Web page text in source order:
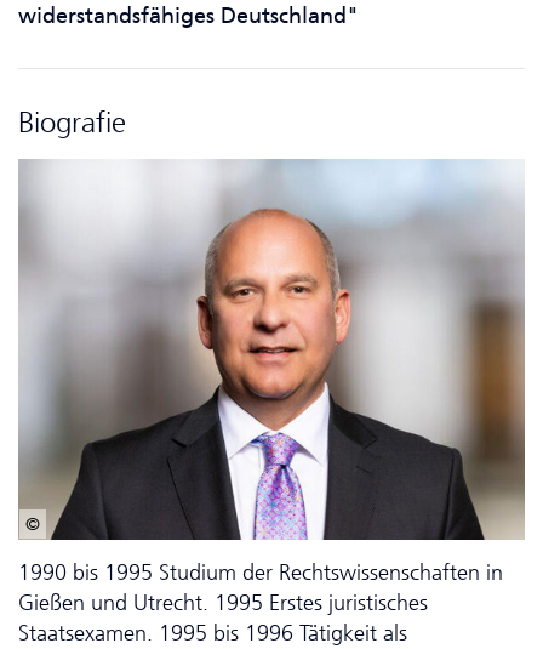
widerstandsfähiges Deutschland"
Biografie
© Paul Schneider / Hessische Staatskanzlei
1990 bis 1995 Studium der Rechts­wis­sen­schaf­ten in
Gießen und Utrecht. 1995 Erstes juristisches
Staatsexamen. 1995 bis 1996 Tätigkeit als